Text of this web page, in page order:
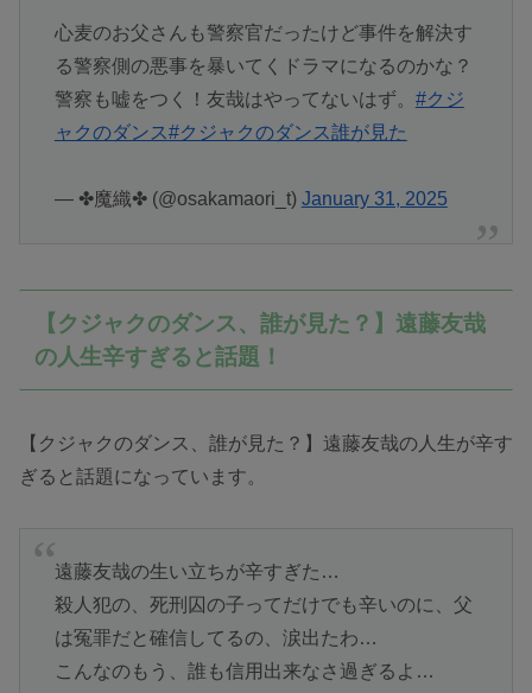
心麦のお父さんも警察官だったけど事件を解決す
る警察側の悪事を暴いてくドラマになるのかな？
警察も嘘をつく！友哉はやってないはず。 #クジ
ャクのダンス#クジャクのダンス誰が見た
— ✤魔織✤ (@osakamaori_t) January 31, 2025
【クジャクのダンス、誰が見た？】遠藤友哉
の人生辛すぎると話題！
【クジャクのダンス、誰が見た？】遠藤友哉の人生が辛す
ぎると話題になっています。
遠藤友哉の生い立ちが辛すぎた…
殺人犯の、死刑囚の子ってだけでも辛いのに、父
は冤罪だと確信してるの、涙出たわ…
こんなのもう、誰も信用出来なさ過ぎるよ…